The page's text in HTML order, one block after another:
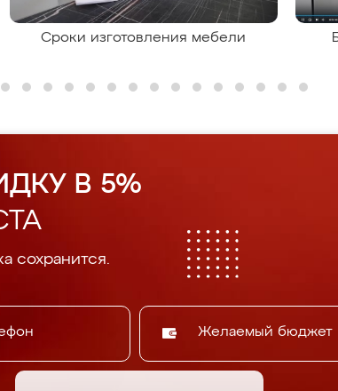
Сроки изготовления мебели
В 5%
сохранится.
Желаемый бюджет